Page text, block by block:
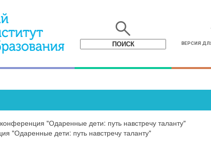
search
ВЕРСИЯ
"Одаренные дети: путь навстречу таланту"
"Одаренные дети: путь навстречу таланту"